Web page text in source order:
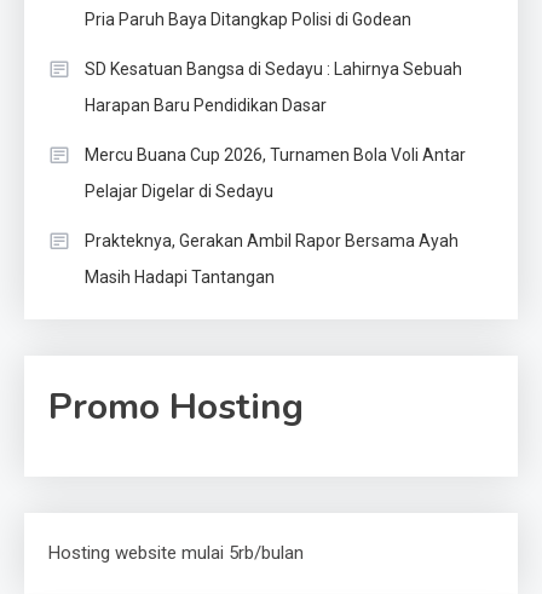
Pria Paruh Baya Ditangkap Polisi di Godean
SD Kesatuan Bangsa di Sedayu : Lahirnya Sebuah
Harapan Baru Pendidikan Dasar
Mercu Buana Cup 2026, Turnamen Bola Voli Antar
Pelajar Digelar di Sedayu
Prakteknya, Gerakan Ambil Rapor Bersama Ayah
Masih Hadapi Tantangan
Promo Hosting
Hosting website mulai 5rb/bulan